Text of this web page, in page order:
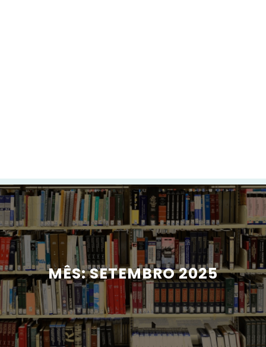
MÊS:SETEMBRO 2025